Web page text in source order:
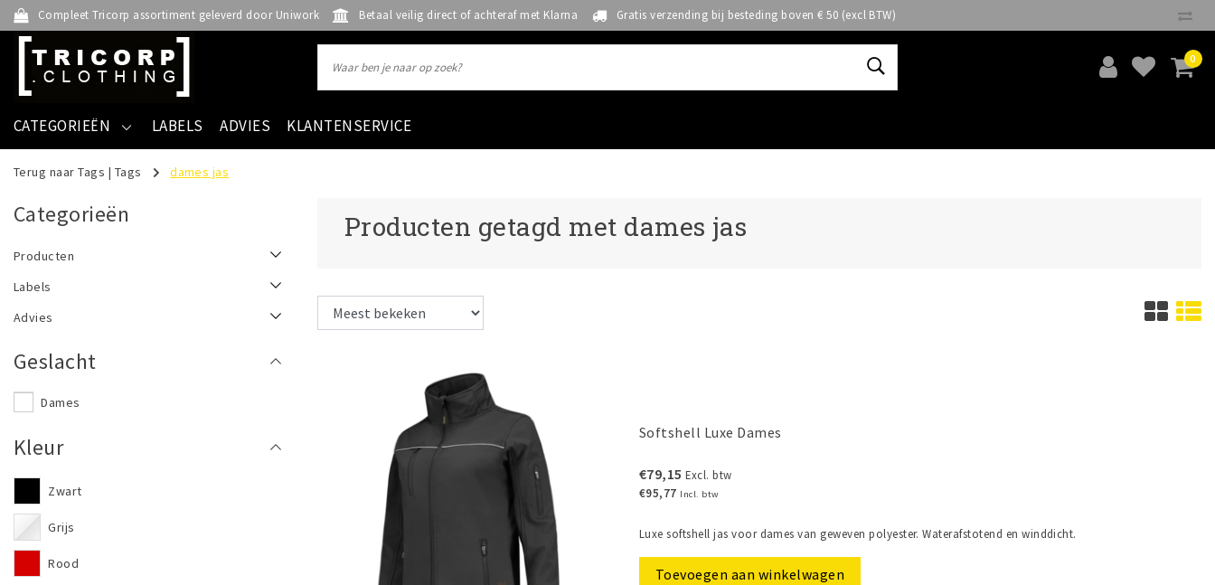
Compleet Tricorp assortiment geleverd door Uniwork Betaal veilig direct of achteraf met Klarna Gratis verzending bij besteding boven € 50 (excl BTW)
0
CATEGORIEËN LABELS ADVIES KLANTENSERVICE
Terug naar Tags | Tags dames jas
Categorieën
Producten
Labels
Advies
Geslacht
Dames
Kleur
Zwart
Grijs
Rood
Producten getagd met dames jas
Softshell Luxe Dames
€79,15 Excl. btw
€95,77 Incl. btw
Luxe softshell jas voor dames van geweven polyester. Waterafstotend en winddicht.
Toevoegen aan winkelwagen